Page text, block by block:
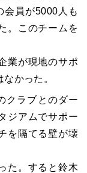
会員が5000人も
。このチームを
業が現地のサポ
かった。
クラブとのダー
ジアムでサポー
を隔てる壁が壊
た。すると鈴木